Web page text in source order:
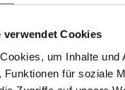
verwendet Cookies
um Inhalte und
Funktionen für soziale